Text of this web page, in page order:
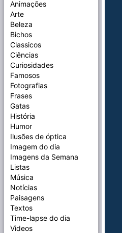
Animações
Arte
Beleza
Bichos
Classicos
Ciências
Curiosidades
Famosos
Fotografias
Frases
Gatas
História
Humor
Ilusões de óptica
Imagem do dia
Imagens da Semana
Listas
Música
Notícias
Paisagens
Textos
Time-lapse do dia
Videos